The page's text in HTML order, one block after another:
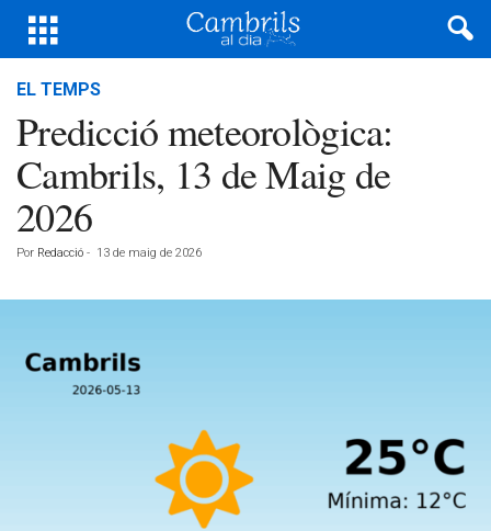
EL TEMPS
Predicció meteorològica:
Cambrils, 13 de Maig de
2026
Por Redacció - 13 de maig de 2026